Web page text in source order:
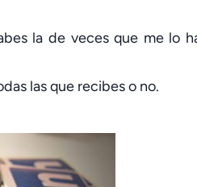
la de veces que me lo
las que recibes o no.